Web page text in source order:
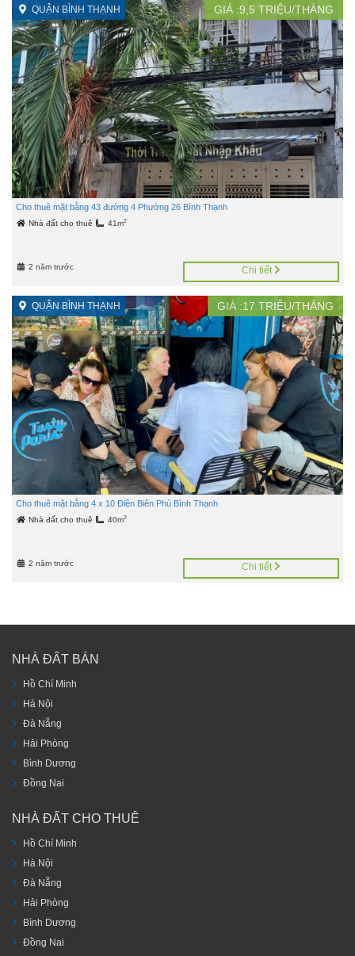
QUẬN BÌNH THẠNH GIÁ :9,5 TRIỆU/THÁNG
Cho thuê mặt bằng 43 đường 4 Phường 26 Bình Thạnh
Nhà đất cho thuê 41m2
2 năm trước Chi tiết
QUẬN BÌNH THẠNH GIÁ :17 TRIỆU/THÁNG
Cho thuê mặt bằng 4 x 10 Điện Biên Phủ Bình Thạnh
Nhà đất cho thuê 40m2
2 năm trước Chi tiết
NHÀ ĐẤT BÁN
Hồ Chí Minh
Hà Nội
Đà Nẵng
Hải Phòng
Bình Dương
Đồng Nai
NHÀ ĐẤT CHO THUÊ
Hồ Chí Minh
Hà Nội
Đà Nẵng
Hải Phòng
Bình Dương
Đồng Nai